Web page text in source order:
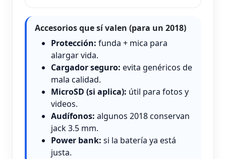
Accesorios que sí valen (para un 2018)
Protección: funda + mica para
alargar vida.
Cargador seguro: evita genéricos de
mala calidad.
MicroSD (si aplica): útil para fotos y
videos.
Audífonos: algunos 2018 conservan
jack 3.5 mm.
Power bank: si la batería ya está
justa.